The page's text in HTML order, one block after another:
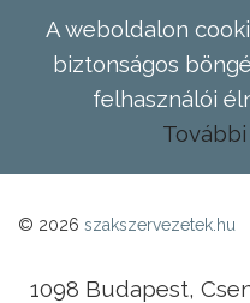
A weboldalon
biztonságos
felhasználói
© 2026 szakszervezetek.hu
1098 Budapest,